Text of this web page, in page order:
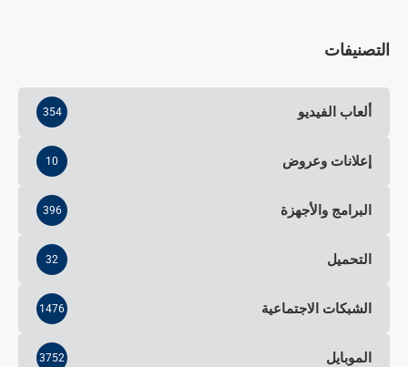
التصنيفات
ألعاب الفيديو 354
إعلانات وعروض 10
البرامج والأجهزة 396
التحميل 32
الشبكات الاجتماعية 1476
الموبايل 3752